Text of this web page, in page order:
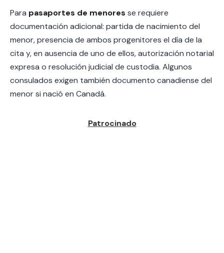
Para pasaportes de menores se requiere
documentación adicional: partida de nacimiento del
menor, presencia de ambos progenitores el día de la
cita y, en ausencia de uno de ellos, autorización notarial
expresa o resolución judicial de custodia. Algunos
consulados exigen también documento canadiense del
menor si nació en Canadá.